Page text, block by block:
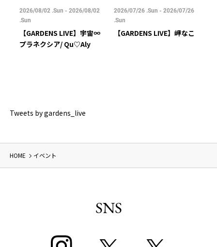
2026/08/02 .Sun - 2026/08/02
.Sun
【GARDENS LIVE】宇宙∞
プラネクシア/ Qu♡Aly
2026/07/26 .Sun - 2026/07/26
.Sun
【GARDENS LIVE】岬なこ
Tweets by gardens_live
HOME イベント
SNS